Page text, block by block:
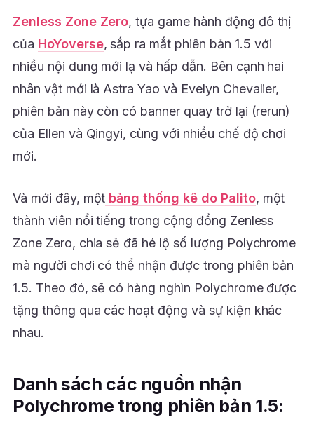
Zenless Zone Zero, tựa game hành động đô thị
của HoYoverse, sắp ra mắt phiên bản 1.5 với
nhiều nội dung mới lạ và hấp dẫn. Bên cạnh hai
nhân vật mới là Astra Yao và Evelyn Chevalier,
phiên bản này còn có banner quay trở lại (rerun)
của Ellen và Qingyi, cùng với nhiều chế độ chơi
mới.
Và mới đây, một bảng thống kê do Palito, một
thành viên nổi tiếng trong cộng đồng Zenless
Zone Zero, chia sẻ đã hé lộ số lượng Polychrome
mà người chơi có thể nhận được trong phiên bản
1.5. Theo đó, sẽ có hàng nghìn Polychrome được
tặng thông qua các hoạt động và sự kiện khác
nhau.
Danh sách các nguồn nhận
Polychrome trong phiên bản 1.5: